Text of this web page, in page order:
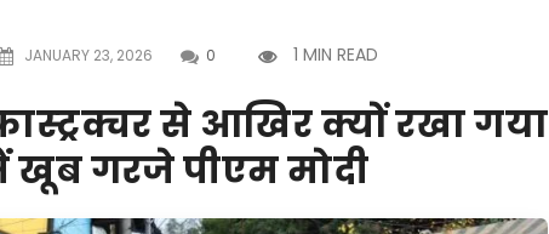
JANUARY 23, 2026 0 1 MIN READ
से आखिर क्यों रखा गया
खूब गरजे पीएम मोदी